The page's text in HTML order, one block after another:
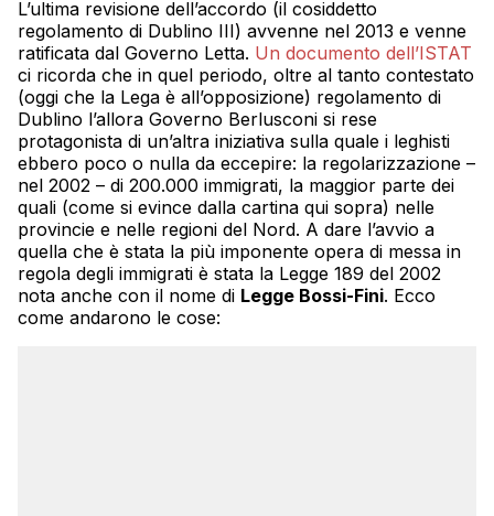
L’ultima revisione dell’accordo (il cosiddetto
regolamento di Dublino III) avvenne nel 2013 e venne
ratificata dal Governo Letta. Un documento dell’ISTAT
ci ricorda che in quel periodo, oltre al tanto contestato
(oggi che la Lega è all’opposizione) regolamento di
Dublino l’allora Governo Berlusconi si rese
protagonista di un’altra iniziativa sulla quale i leghisti
ebbero poco o nulla da eccepire: la regolarizzazione –
nel 2002 – di 200.000 immigrati, la maggior parte dei
quali (come si evince dalla cartina qui sopra) nelle
provincie e nelle regioni del Nord. A dare l’avvio a
quella che è stata la più imponente opera di messa in
regola degli immigrati è stata la Legge 189 del 2002
nota anche con il nome di Legge Bossi-Fini. Ecco
come andarono le cose: